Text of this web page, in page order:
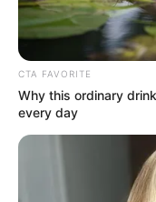
Накануне Пасхи и
предприятие
запрещено
Это кладбища №13,
Также
тоталитаризма и
На предприятии
существует